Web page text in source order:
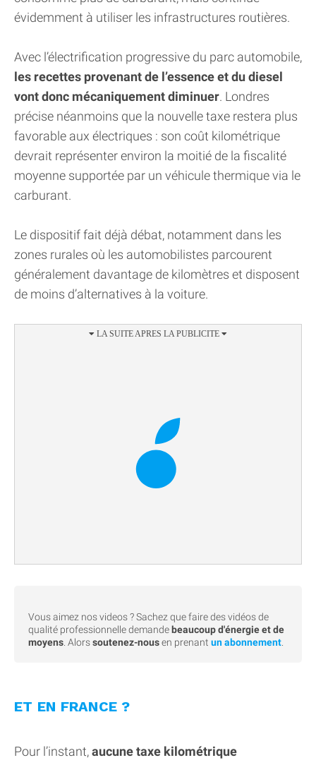
évidemment à utiliser les infrastructures routières.
Avec l’électrification progressive du parc automobile,
les recettes provenant de l’essence et du diesel
vont donc mécaniquement diminuer. Londres
précise néanmoins que la nouvelle taxe restera plus
favorable aux électriques : son coût kilométrique
devrait représenter environ la moitié de la fiscalité
moyenne supportée par un véhicule thermique via le
carburant.
Le dispositif fait déjà débat, notamment dans les
zones rurales où les automobilistes parcourent
généralement davantage de kilomètres et disposent
de moins d’alternatives à la voiture.
Vous aimez nos videos ? Sachez que faire des vidéos de
qualité professionnelle demandebeaucoup d'énergie et de
moyens . Alorssoutenez-nousen prenant un abonnement
ET EN FRANCE ?
Pour l’instant,aucune taxe kilométrique